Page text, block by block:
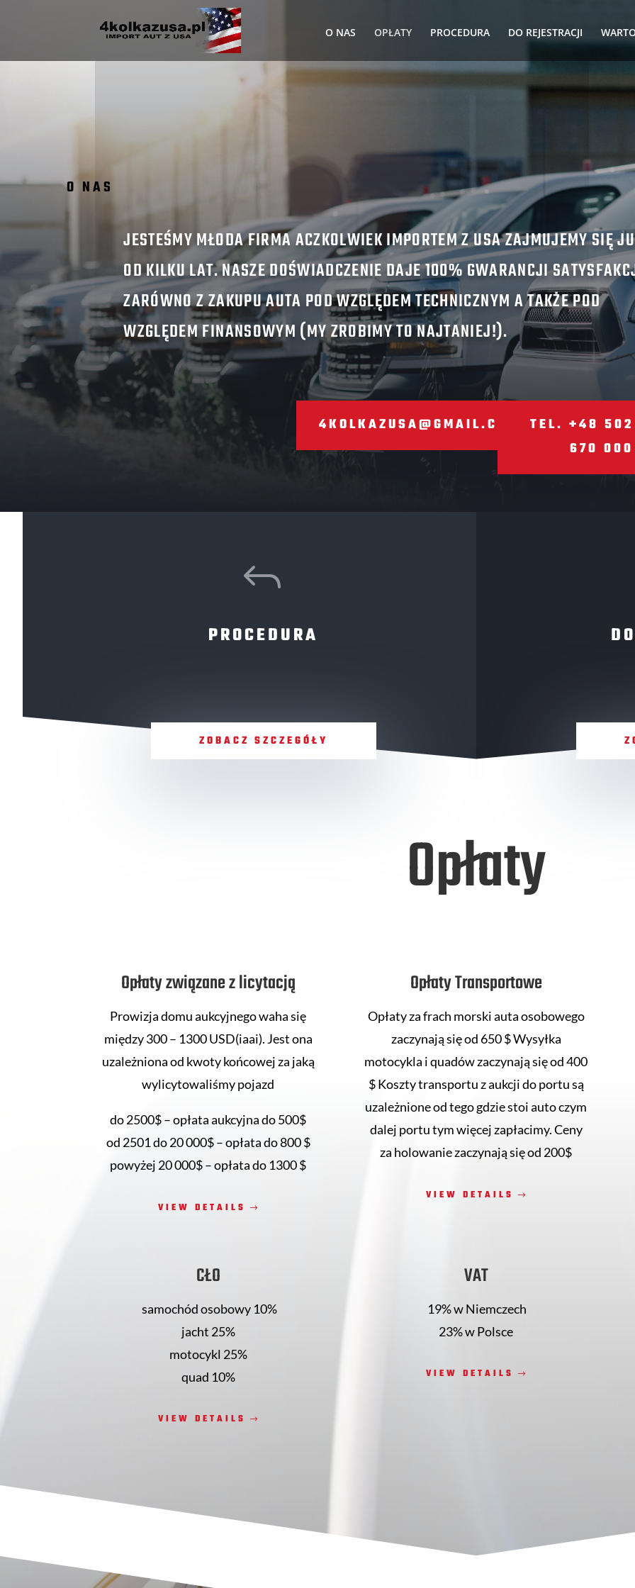
O NAS OPŁATY PROCEDURA DO REJESTRACJI
O NAS
JESTEŚMY MŁODA FIRMA ACZKOLWIEK IMPORTEM Z USA ZAJMUJEMY SIĘ
OD KILKU LAT. NASZE DOŚWIADCZENIE DAJE 100% GWARANCJI
ZARÓWNO Z ZAKUPU AUTA POD WZGLĘDEM TECHNICZNYM A TAKŻE POD
WZGLĘDEM FINANSOWYM (MY ZROBIMY TO NAJTANIEJ!).
4KOLKAZUSA@GMAIL.COM
TEL. +48 502
670 000
J
PROCEDURA
ZOBACZ SZCZEGÓŁY
Opłaty
Opłaty związane z licytacją
Prowizja domu aukcyjnego waha się
między 300 – 1300 USD(iaai). Jest ona
uzależniona od kwoty końcowej za jaką
wylicytowaliśmy pojazd
do 2500$ – opłata aukcyjna do 500$
od 2501 do 20 000$ – opłata do 800 $
powyżej 20 000$ – opłata do 1300 $
VIEW DETAILS
Opłaty Transportowe
Opłaty za frach morski auta osobowego
zaczynają się od 650 $ Wysyłka
motocykla i quadów zaczynają się od 400
$ Koszty transportu z aukcji do portu są
uzależnione od tego gdzie stoi auto czym
dalej portu tym więcej zapłacimy. Ceny
za holowanie zaczynają się od 200$
VIEW DETAILS
CŁO
samochód osobowy 10%
jacht 25%
motocykl 25%
quad 10%
VIEW DETAILS
VAT
19% w Niemczech
23% w Polsce
VIEW DETAILS